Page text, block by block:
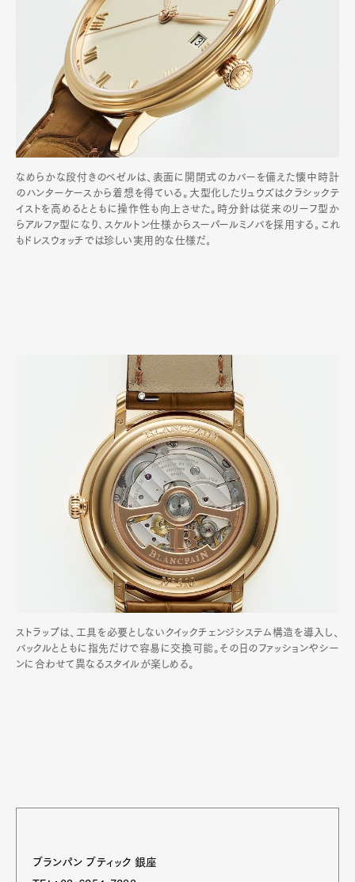
なめらかな段付きのベゼルは、表面に開閉式のカバーを備えた懐中時計
のハンターケースから着想を得ている。大型化したリュウズはクラシックテ
イストを高めるとともに操作性も向上させた。時分針は従来のリーフ型か
らアルファ型になり､スケルトン仕様からスーパールミノバを採用する｡これ
もドレスウォッチでは珍しい実用的な仕様だ｡
ストラップは、工具を必要としないクイックチェンジシステム構造を導入し、
バックルとともに指先だけで容易に交換可能。その日のファッションやシー
ンに合わせて異なるスタイルが楽しめる。
ブランパン ブティック 銀座